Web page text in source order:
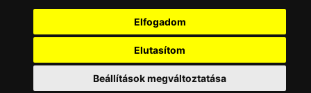
Elfogadom
Elutasítom
Beállítások megváltoztatása